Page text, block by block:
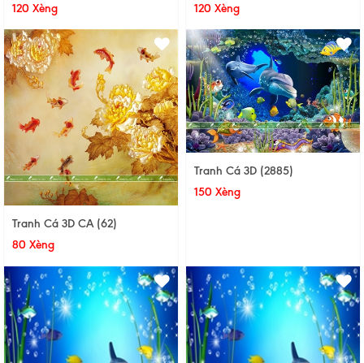
120 Xèng
120 Xèng
Tranh Cá 3D CA (62)
80 Xèng
Tranh Cá 3D (2885)
150 Xèng